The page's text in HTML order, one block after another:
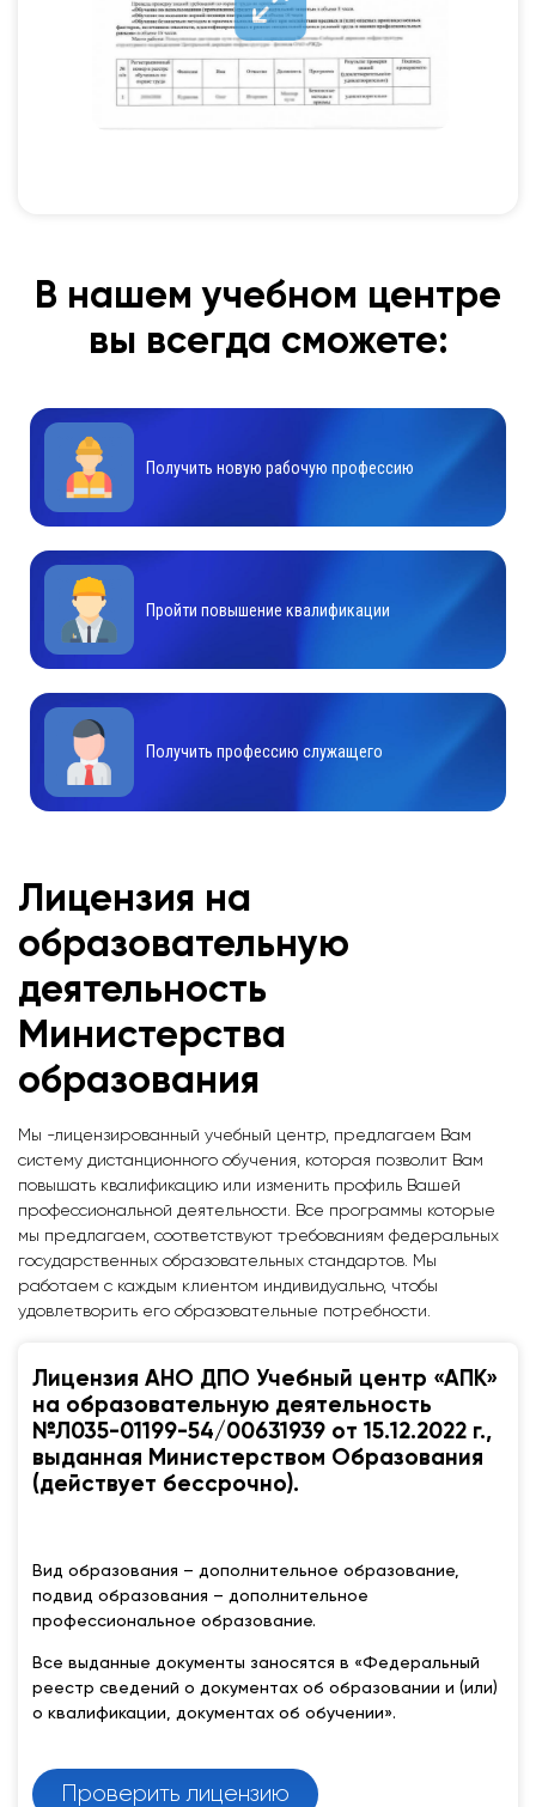
В нашем учебном центре
вы всегда сможете:
Получить новую рабочую профессию
Пройти повышение квалификации
Получить профессию служащего
Лицензия на
образовательную
деятельность
Министерства
образования
Мы -лицензированный учебный центр, предлагаем Вам
систему дистанционного обучения, которая позволит Вам
повышать квалификацию или изменить профиль Вашей
профессиональной деятельности. Все программы которые
мы предлагаем, соответствуют требованиям федеральных
государственных образовательных стандартов. Мы
работаем с каждым клиентом индивидуально, чтобы
удовлетворить его образовательные потребности.
Лицензия АНО ДПО Учебный центр «АПК»
на образовательную деятельность
№Л035-01199-54/00631939 от 15.12.2022 г.,
выданная Министерством Образования
(действует бессрочно).
Вид образования – дополнительное образование,
подвид образования – дополнительное
профессиональное образование.
Все выданные документы заносятся в «Федеральный
реестр сведений о документах об образовании и (или)
о квалификации, документах об обучении».
Проверить лицензию